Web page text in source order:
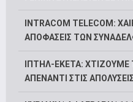
INTRACOM TELECOM:
ΑΠΟΦΑΣΕΙΣ ΤΩΝ
ΙΠΤΗΛ-ΕΚΕΤΑ: ΧΤΙΖΟΥΜΕ
ΑΠΕΝΑΝΤΙ ΣΤΙΣ ΑΠΟΛΥΣΕΙΣ